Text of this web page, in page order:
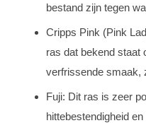
bestand zijn tegen
Cripps Pink (Pink
ras dat bekend staat
verfrissende smaak,
Fuji: Dit ras is zeer
hittebestendigheid